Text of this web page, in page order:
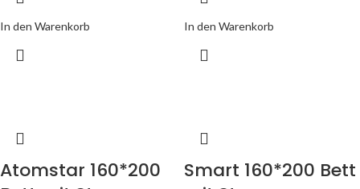
In den Warenkorb In den Warenkorb
Atomstar 160*200
Smart 160*200 Bett